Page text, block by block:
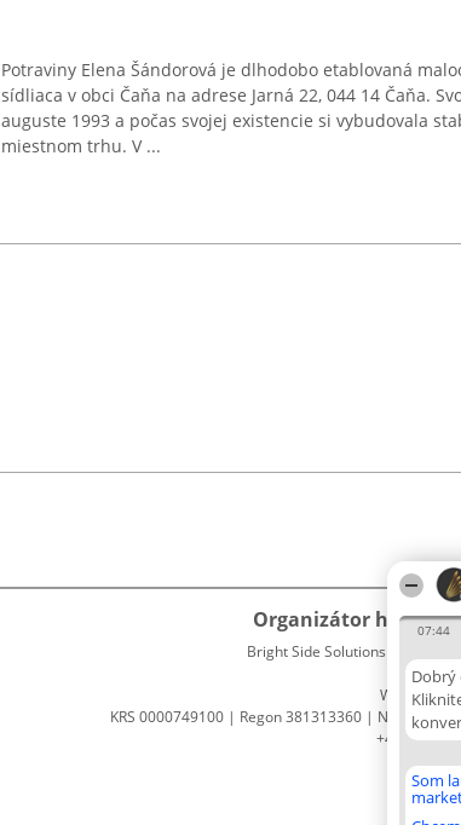
07:44
Dobrý
Som
Potraviny Elena Šándorová je dlhodobo etablovaná
sídliaca v obci Čaňa na adrese Jarná 22, 044 14 Čaňa.
auguste 1993 a počas svojej existencie si vybudovala
miestnom trhu. V ...
Organizátor
Bright Side Solutions sp. z o. o.
ul.
Wrocław
KRS 0000749100 | Regon 381313360 | NIP
+48 508